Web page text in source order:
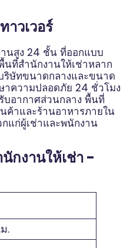
าวเวอร์
นสูง 24 ชั้น ที่ออกแบบ
ที่สำนักงานให้เช่าหลาก
ริษัทขนาดกลางและขนาด
าความปลอดภัย 24 ชั่วโมง
บอากาศส่วนกลาง พื้นที่
ค้าและร้านอาหารภายใน
แก่ผู้เช่าและพนักงาน
กงานให้เช่า -
.